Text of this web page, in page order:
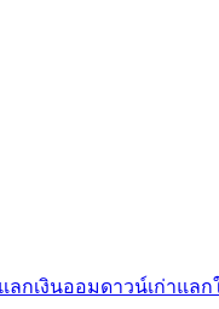
ลกเงินออมดาวน์เก่าแลก